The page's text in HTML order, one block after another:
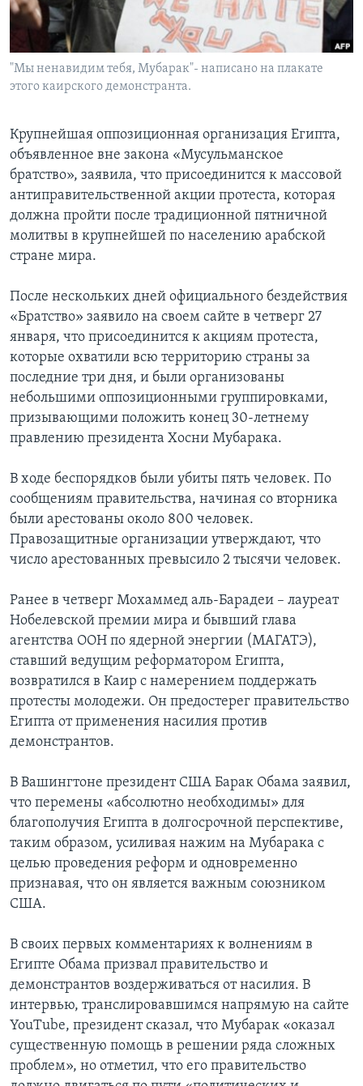
Learning English
СОЦИАЛЬНЫЕ СЕТИ
Языки
"Мы ненавидим тебя, Мубарак"- написано на плакате
этого каирского демонстранта.
Крупнейшая оппозиционная организация Египта,
объявленное вне закона «Мусульманское
братство», заявила, что присоединится к массовой
антиправительственной акции протеста, которая
должна пройти после традиционной пятничной
молитвы в крупнейшей по населению арабской
стране мира.
После нескольких дней официального бездействия
«Братство» заявило на своем сайте в четверг 27
января, что присоединится к акциям протеста,
которые охватили всю территорию страны за
последние три дня, и были организованы
небольшими оппозиционными группировками,
призывающими положить конец 30-летнему
правлению президента Хосни Мубарака.
В ходе беспорядков были убиты пять человек. По
сообщениям правительства, начиная со вторника
были арестованы около 800 человек.
Правозащитные организации утверждают, что
число арестованных превысило 2 тысячи человек.
Ранее в четверг Мохаммед аль-Барадеи – лауреат
Нобелевской премии мира и бывший глава
агентства ООН по ядерной энергии (МАГАТЭ),
ставший ведущим реформатором Египта,
возвратился в Каир с намерением поддержать
протесты молодежи. Он предостерег правительство
Египта от применения насилия против
демонстрантов.
В Вашингтоне президент США Барак Обама заявил,
что перемены «абсолютно необходимы» для
благополучия Египта в долгосрочной перспективе,
таким образом, усиливая нажим на Мубарака с
целью проведения реформ и одновременно
признавая, что он является важным союзником
США.
В своих первых комментариях к волнениям в
Египте Обама призвал правительство и
демонстрантов воздерживаться от насилия. В
интервью, транслировавшимся напрямую на сайте
YouTube, президент сказал, что Мубарак «оказал
существенную помощь в решении ряда сложных
проблем», но отметил, что его правительство